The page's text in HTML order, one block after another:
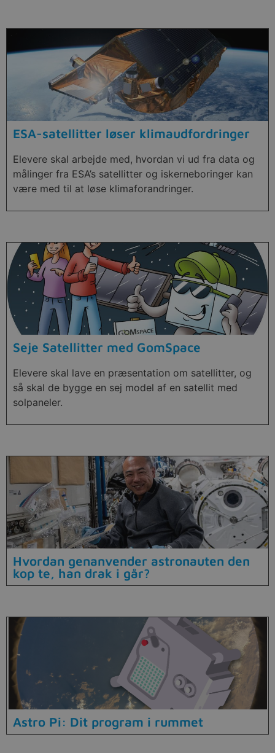
ESA-satellitter løser klimaudfordringer
Elevere skal arbejde med, hvordan vi ud fra data og
målinger fra ESA’s satellitter og iskerneboringer kan
være med til at løse klimaforandringer.
Seje Satellitter med GomSpace
Elevere skal lave en præsentation om satellitter, og
så skal de bygge en sej model af en satellit med
solpaneler.
Hvordan genanvender astronauten den
kop te, han drak i går?
Astro Pi: Dit program i rummet